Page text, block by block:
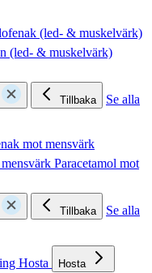
(led- & muskelvärk)
(led- & muskelvärk)
Tillbaka
Se alla
mot mensvärk
Paracetamol mot
Tillbaka
Se alla
Hosta Hosta